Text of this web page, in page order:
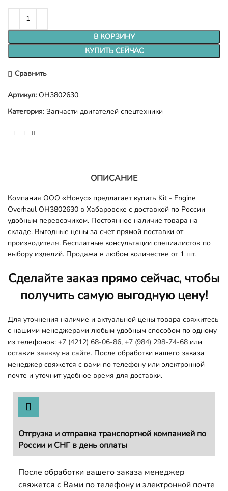
В КОРЗИНУ
КУПИТЬ СЕЙЧАС
Сравнить
Артикул: OH3802630
Категория: Запчасти двигателей спецтехники
ОПИСАНИЕ
Компания ООО «Новус» предлагает купить Kit - Engine
Overhaul OH3802630 в Хабаровске с доставкой по России
удобным перевозчиком. Постоянное наличие товара на
складе. Выгодные цены за счет прямой поставки от
производителя. Бесплатные консультации специалистов по
выбору изделий. Продажа в любом количестве от 1 шт.
Сделайте заказ прямо сейчас, чтобы
получить самую выгодную цену!
Для уточнения наличие и актуальной цены товара свяжитесь
с нашими менеджерами любым удобным способом по одному
из телефонов: +7 (4212) 68-06-86, +7 (984) 298-74-68 или
оставив заявку на сайте. После обработки вашего заказа
менеджер свяжется с вами по телефону или электронной
почте и уточнит удобное время для доставки.
Отгрузка и отправка транспортной компанией по
России и СНГ в день оплаты
После обработки вашего заказа менеджер
свяжется с Вами по телефону и электронной почте